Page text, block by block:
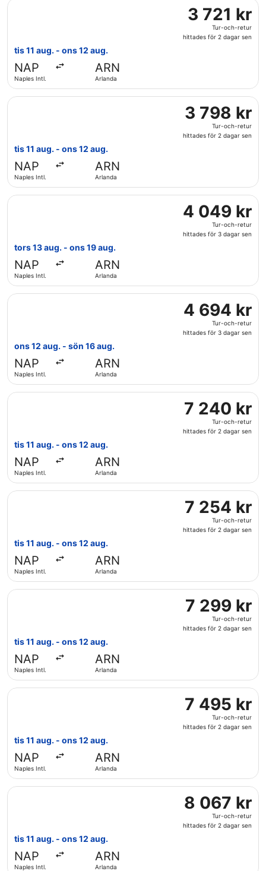
3
721 kr
Tur-
2
dagar
sen
3 721 kr
Tur-och-retur
hittades för 2 dagar sen
tis 11 aug. - ons 12 aug.
NAP
Naples Intl.
ARN
Arlanda
Välj flyg med Finnair, med avresa tis 11 aug. från
3
798 kr
Tur-
2
dagar
sen
3 798 kr
Tur-och-retur
hittades för 2 dagar sen
tis 11 aug. - ons 12 aug.
NAP
Naples Intl.
ARN
Arlanda
Välj flyg med Finnair, med avresa tis 11 aug. från
4
049 kr
Tur-
3
dagar
sen
4 049 kr
Tur-och-retur
hittades för 3 dagar sen
tors 13 aug. - ons 19 aug.
NAP
Naples Intl.
ARN
Arlanda
Välj flyg med Scandinavian Airlines, med avresa tors 13
4
694 kr
Tur-
3
dagar
sen
4 694 kr
Tur-och-retur
hittades för 3 dagar sen
ons 12 aug. - sön 16 aug.
NAP
Naples Intl.
ARN
Arlanda
Välj flyg med KLM, med avresa ons 12 aug. från
7
240 kr
Tur-
2
dagar
sen
7 240 kr
Tur-och-retur
hittades för 2 dagar sen
tis 11 aug. - ons 12 aug.
NAP
Naples Intl.
ARN
Arlanda
Välj flyg med Austrian Airlines, med avresa tis 11 aug.
7
254 kr
Tur-
2
dagar
sen
7 254 kr
Tur-och-retur
hittades för 2 dagar sen
tis 11 aug. - ons 12 aug.
NAP
Naples Intl.
ARN
Arlanda
Välj flyg med Swiss International Air Lines, med avresa
7
299 kr
Tur-
2
dagar
sen
7 299 kr
Tur-och-retur
hittades för 2 dagar sen
tis 11 aug. - ons 12 aug.
NAP
Naples Intl.
ARN
Arlanda
Välj flyg med Lufthansa, med avresa tis 11 aug. från
7
495 kr
Tur-
2
dagar
sen
7 495 kr
Tur-och-retur
hittades för 2 dagar sen
tis 11 aug. - ons 12 aug.
NAP
Naples Intl.
ARN
Arlanda
Välj flyg med LOT-Polish Airlines, med avresa tis 11
8
067 kr
Tur-
8 067 kr
Tur-och-retur
hittades för 2 dagar sen
tis 11 aug. - ons 12 aug.
NAP
Naples Intl.
ARN
Arlanda
Välj flyg med Brussels Airlines, med avresa tis 11 aug.